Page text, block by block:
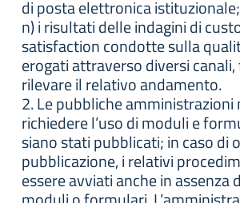
di posta elettronica istituzionale;
n) i risultati delle indagini di
satisfaction condotte sulla
erogati attraverso diversi
rilevare il relativo andamento.
2. Le pubbliche amministrazioni
richiedere l’uso di moduli e
siano stati pubblicati; in caso di
pubblicazione, i relativi
essere avviati anche in assenza